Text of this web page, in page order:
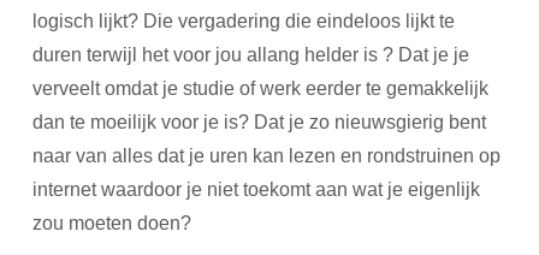
logisch lijkt? Die vergadering die eindeloos lijkt te
duren terwijl het voor jou allang helder is ? Dat je je
verveelt omdat je studie of werk eerder te gemakkelijk
dan te moeilijk voor je is? Dat je zo nieuwsgierig bent
naar van alles dat je uren kan lezen en rondstruinen op
internet waardoor je niet toekomt aan wat je eigenlijk
zou moeten doen?